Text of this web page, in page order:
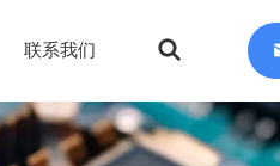
联系我们